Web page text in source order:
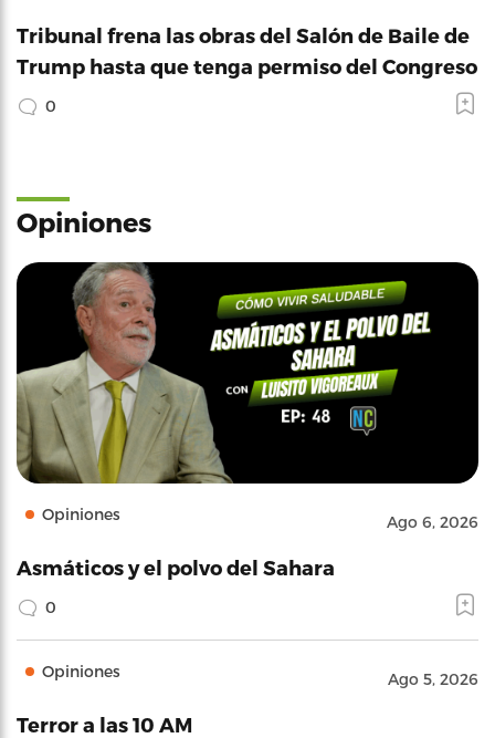
Tribunal frena las obras del Salón de Baile de
Trump hasta que tenga permiso del Congreso
0
Opiniones
Opiniones Ago 6, 2026
Asmáticos y el polvo del Sahara
0
Opiniones Ago 5, 2026
Terror a las 10 AM